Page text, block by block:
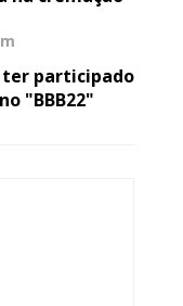
ter participado
"BBB22"